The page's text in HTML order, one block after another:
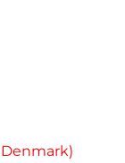
Denmark)